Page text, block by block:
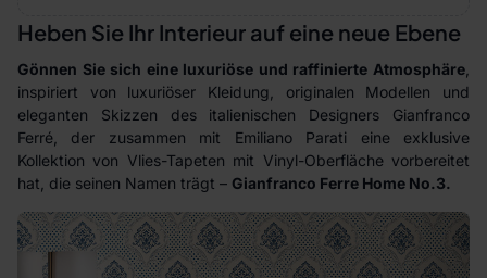
Heben Sie Ihr Interieur auf eine neue Ebene
Gönnen Sie sich eine luxuriöse und raffinierte Atmosphäre
inspiriert von luxuriöser Kleidung, originalen Modellen und
eleganten Skizzen des italienischen Designers Gianfranco
Ferré, der zusammen mit Emiliano Parati eine exklusive
Kollektion von Vlies-Tapeten mit Vinyl-Oberfläche vorbereitet
hat, die seinen Namen trägt – Gianfranco Ferre Home No.3.